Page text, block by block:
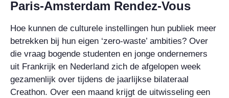
Paris-Amsterdam Rendez-Vous
Hoe kunnen de culturele instellingen hun publiek meer
betrekken bij hun eigen ‘zero-waste’ ambities? Over
die vraag bogende studenten en jonge ondernemers
uit Frankrijk en Nederland zich de afgelopen week
gezamenlijk over tijdens de jaarlijkse bilateraal
Creathon. Over een maand krijgt de uitwisseling een